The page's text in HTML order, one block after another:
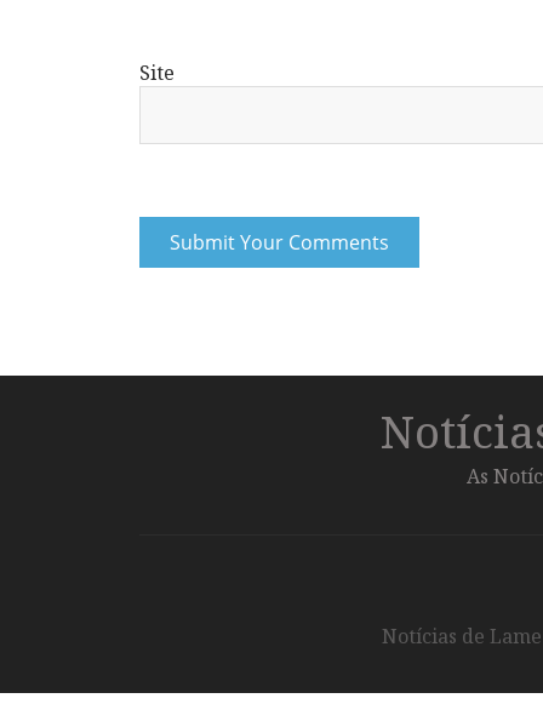
Site
As
Notícias de